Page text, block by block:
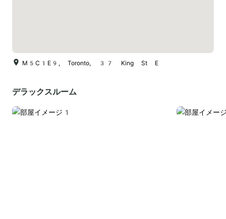
M5C1E9, Toronto, 37 King St E
デラックスルーム